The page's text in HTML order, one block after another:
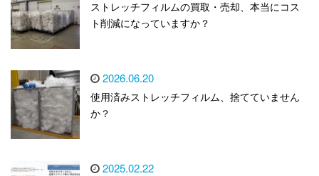
ストレッチフィルムの買取・売却、本当にコス
ト削減になっていますか？
2026.06.20
使用済みストレッチフィルム、捨てていません
か？
2025.02.22